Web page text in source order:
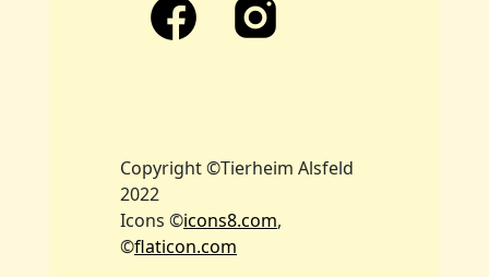
Copyright ©Tierheim Alsfeld
2022
Icons ©icons8.com,
©flaticon.com